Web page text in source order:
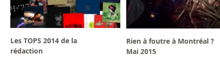
Les TOPS 2014 de la
rédaction
Rien à foutre à Montréal ?
Mai 2015